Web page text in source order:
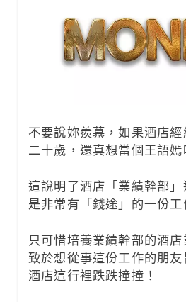
不要說妳羨慕，如果酒店
二十歲，還真想當個王語嫣
這說明了酒店「業績幹部
是非常有「錢途」的一份工
只可惜培養業績幹部的酒
致於想從事這份工作的朋
酒店這行裡跌跌撞撞！